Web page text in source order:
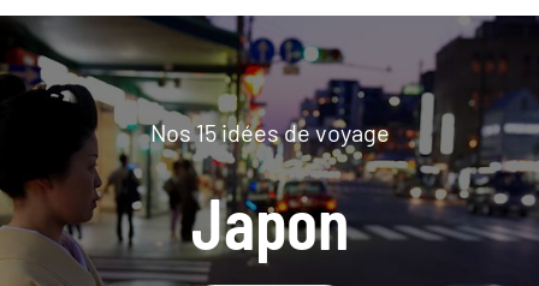
Nos 15 idées de voyage
Japon